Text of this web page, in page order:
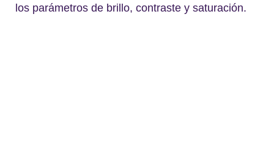
los parámetros de brillo, contraste y saturación.